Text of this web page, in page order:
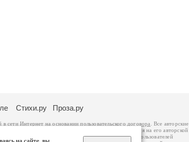
Стихи.ру Проза.ру
в сети Интернет на основаниипользовательского договора
. Все авторские
с согласия его автора, к которому вы можете обратиться на его авторской
законодательства Российской Федерации. Данные пользователей